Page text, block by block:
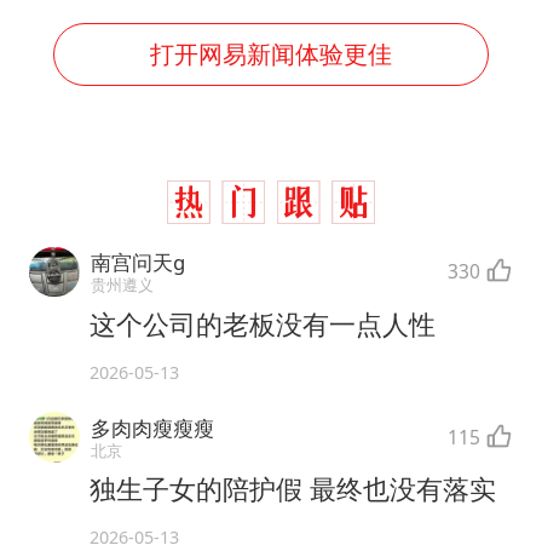
打开网易新闻体验更佳
南宫问天g
贵州遵义 330
这个公司的老板没有一点人性
2026-05-13
多肉肉瘦瘦瘦
北京 115
独生子女的陪护假 最终也没有落实
2026-05-13